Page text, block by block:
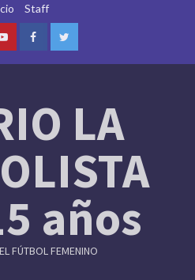
Staff
YoutubeFacebookTwitter
LA
años
FÚTBOL FEMENINO